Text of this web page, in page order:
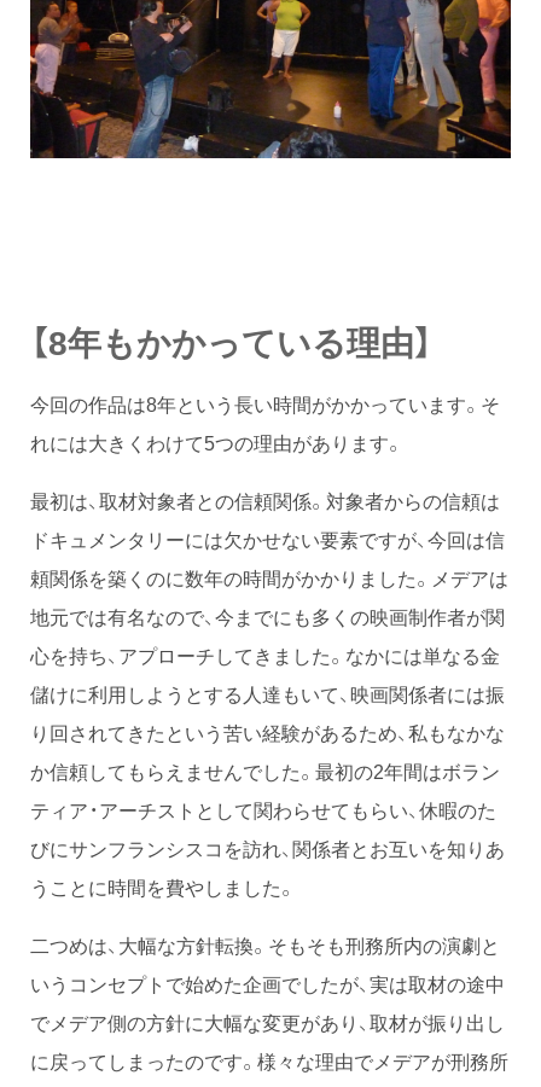
【8年もかかっている理由】
今回の作品は8年という長い時間がかかっています。そ
れには大きくわけて5つの理由があります。
最初は、取材対象者との信頼関係。対象者からの信頼は
ドキュメンタリーには欠かせない要素ですが、今回は信
頼関係を築くのに数年の時間がかかりました。メデアは
地元では有名なので、今までにも多くの映画制作者が関
心を持ち、アプローチしてきました。なかには単なる金
儲けに利用しようとする人達もいて、映画関係者には振
り回されてきたという苦い経験があるため、私もなかな
か信頼してもらえませんでした。最初の2年間はボラン
ティア・アーチストとして関わらせてもらい、休暇のた
びにサンフランシスコを訪れ、関係者とお互いを知りあ
うことに時間を費やしました。
二つめは、大幅な方針転換。そもそも刑務所内の演劇と
いうコンセプトで始めた企画でしたが、実は取材の途中
でメデア側の方針に大幅な変更があり、取材が振り出し
に戻ってしまったのです。様々な理由でメデアが刑務所